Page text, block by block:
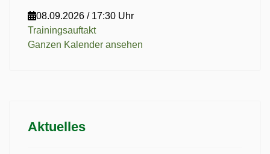
08.09.2026 / 17:30 Uhr
Trainingsauftakt
Ganzen Kalender ansehen
Aktuelles